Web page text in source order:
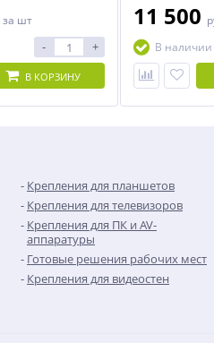
за шт
- +
В КОРЗИНУ
11 500
В наличии
Крепления для планшетов
Крепления для телевизоров
Крепления для ПК и AV-
аппаратуры
Готовые решения рабочих мест
Крепления для видеостен